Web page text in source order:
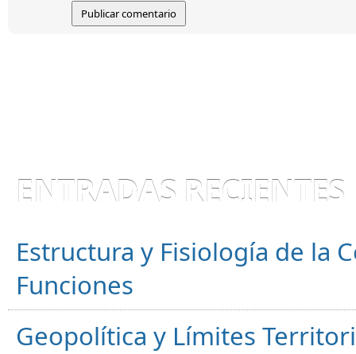
ENTRADAS RECIENTES
Estructura y Fisiología de la
Funciones
Geopolítica y Límites